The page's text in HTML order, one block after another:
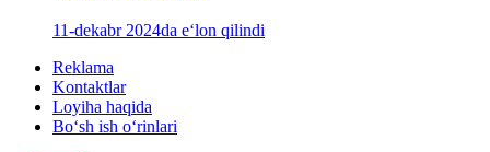
11-dekabr 2024da e‘lon qilindi
Reklama
Kontaktlar
Loyiha haqida
Bo‘sh ish o‘rinlari